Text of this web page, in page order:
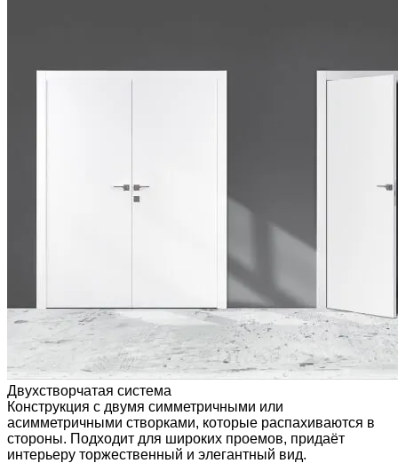
Двухстворчатая система
Конструкция с двумя симметричными или
асимметричными створками, которые распахиваются в
стороны. Подходит для широких проемов, придаёт
интерьеру торжественный и элегантный вид.